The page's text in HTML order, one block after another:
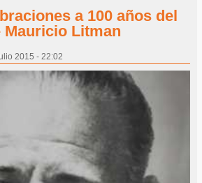
a 100 años del
Mauricio Litman
2015 - 22:02